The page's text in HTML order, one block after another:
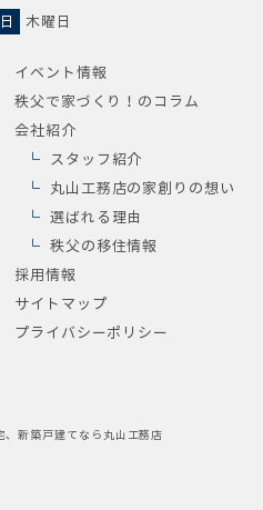
木曜日
イベント情報
秩父で家づくり！のコラム
会社紹介
スタッフ紹介
丸山工務店の家創りの想い
選ばれる理由
秩父の移住情報
採用情報
サイトマップ
プライバシーポリシー
、新築戸建てなら丸山工務店